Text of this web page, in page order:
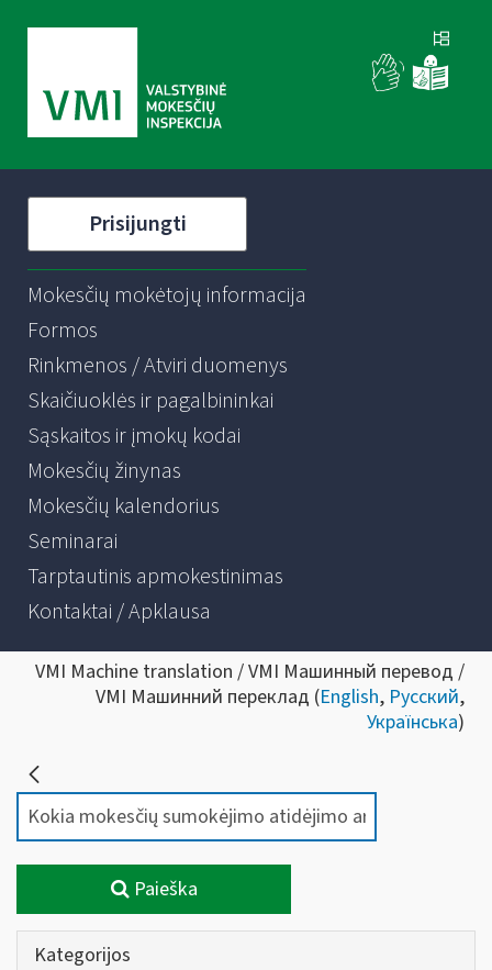
Prisijungti
Mokesčių mokėtojų informacija
Formos
Rinkmenos / Atviri duomenys
Skaičiuoklės ir pagalbininkai
Sąskaitos ir įmokų kodai
Mokesčių žinynas
Mokesčių kalendorius
Seminarai
Tarptautinis apmokestinimas
Kontaktai / Apklausa
VMI Machine translation / VMI Машинный перевод /
VMI Машинний переклад (English, Русский,
Українська)
Paieška
Kategorijos